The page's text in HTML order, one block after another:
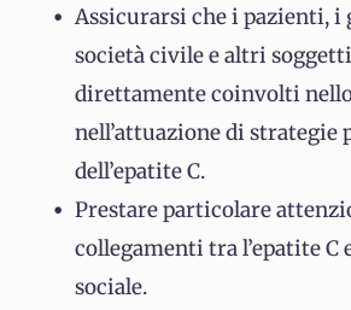
Assicurarsi che i pazienti, i
società civile e altri
direttamente coinvolti
nell’attuazione di strategie
dell’epatite C.
Prestare particolare
collegamenti tra l’epatite C
sociale.